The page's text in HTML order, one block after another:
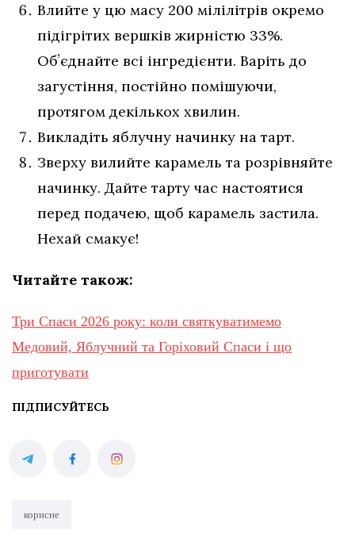
Влийте у цю масу 200 мілілітрів окремо
підігрітих вершків жирністю 33%.
Обʼєднайте всі інгредієнти. Варіть до
загустіння, постійно помішуючи,
протягом декількох хвилин.
Викладіть яблучну начинку на тарт.
Зверху вилийте карамель та розрівняйте
начинку. Дайте тарту час настоятися
перед подачею, щоб карамель застила.
Нехай смакує!
Читайте також:
Три Спаси 2026 року: коли святкуватимемо
Медовий, Яблучний та Горіховий Спаси і що
приготувати
ПІДПИСУЙТЕСЬ
корисне